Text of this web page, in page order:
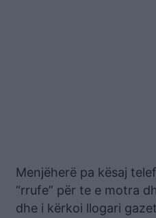
Menjëherë pa kësaj
“rrufe” për te e motra
dhe i kërkoi llogari